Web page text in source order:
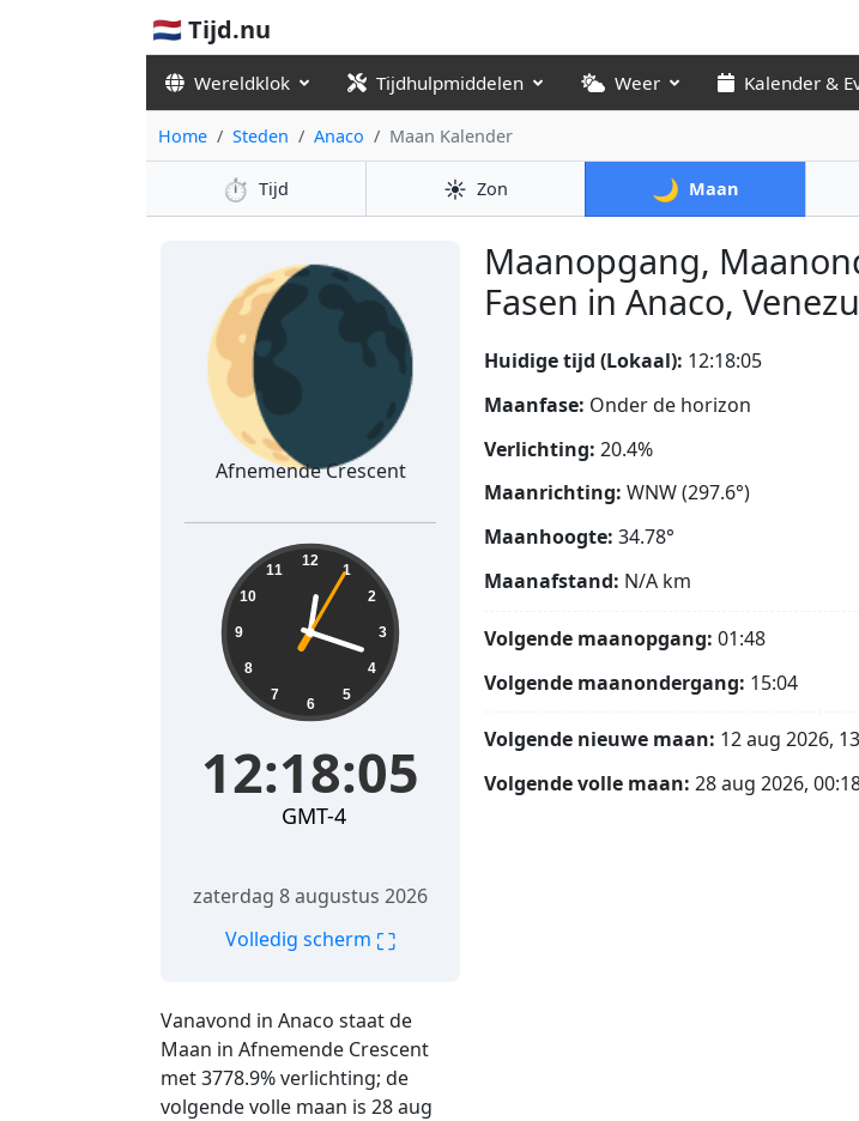
🇳🇱 Tijd.nu
Wereldklok Tijdhulpmiddelen Weer Kalender &
Home Steden Anaco Maan Kalender
⏱️ Tijd ☀️ Zon 🌙 Maan
Maanopgang,
Fasen in Anaco,
Vanavond in Anaco staat de
Maan in Afnemende Crescent
met 3778.9% verlichting; de
volgende volle maan is 28 aug
🌘
Afnemende Crescent
12:18:06 12
1
2
3
4
5
6
7
8
9
10
11
12:18:06
GMT-4
zaterdag 8 augustus 2026
Volledig scherm ⛶
Huidige tijd (Lokaal): 12:18:06
Maanfase: Onder de horizon
Verlichting: 20.4%
Maanrichting: WNW (297.6°)
Maanhoogte: 34.78°
Maanafstand: N/A km
Volgende maanopgang: 01:48
Volgende maanondergang: 15:04
Volgende nieuwe maan: 12 aug 2026,
Volgende volle maan: 28 aug 2026,